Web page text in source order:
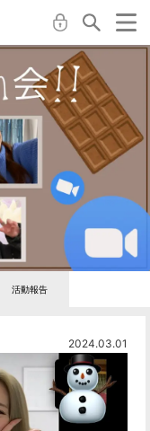
活動報告
2024.03.01